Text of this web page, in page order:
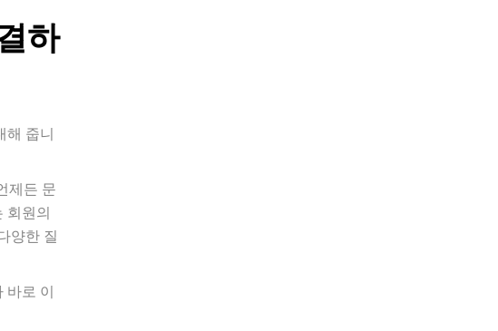
하
해 줍니
제든 문
회원의
양한 질
바로 이